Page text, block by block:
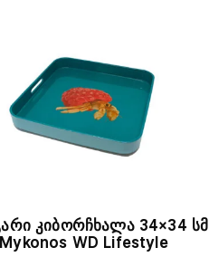
კიბორჩხალა 34×34 სმ
Mykonos WD Lifestyle